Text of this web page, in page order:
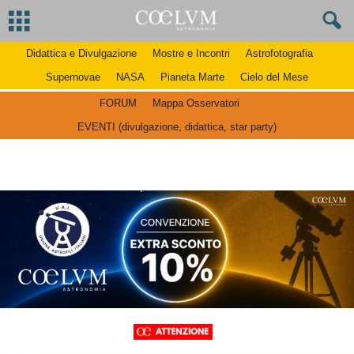
Didattica e Divulgazione Mostre e Incontri
Astrofotografia
Supernovae
NASA Pianeta Marte Cielo del Mese
FORUM
Mappa Osservatori
EVENTI (divulgazione, didattica, star party)